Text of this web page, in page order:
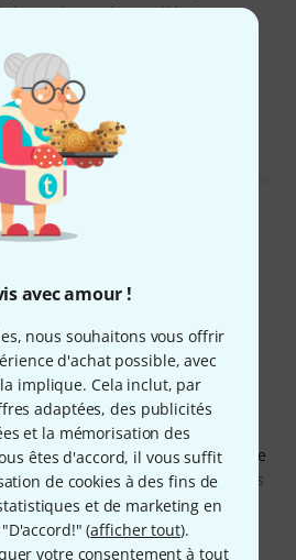
avec amour !
nous souhaitons vous offrir
d'achat possible, avec
implique. Cela inclut, par
adaptées, des publicités
et la mémorisation des
êtes d'accord, il vous suffit
de cookies à des fins de
et de marketing en
(afficher tout).
votre consentement à tout
hum / buzz / bruits éléctriques...
SIGNALER L'ÉVALUATION
09.07.2026
la qualité de mes câbles, j’ai
ce poste et me suis tourné vers
temps de réflexion.
est appréciable pour un
bien garni, avec la connectique
sur le marché. Surtout, ils